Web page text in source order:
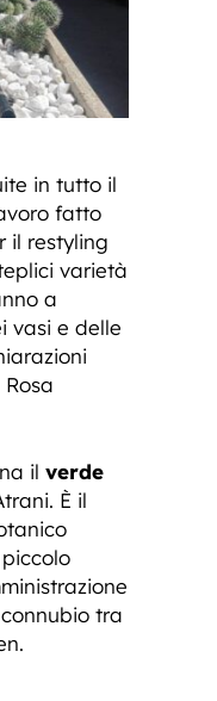
in tutto il
fatto
il restyling
varietà
a
vasi e delle
il verde
È il
tra